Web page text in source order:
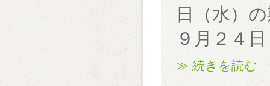
日（水）
９月２４
≫ 続きを読む